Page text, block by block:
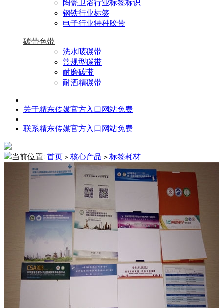
陶瓷卫浴行业标签标识
钢铁行业标签
电子行业特种胶带
碳带色带
洗水唛碳带
常规型碳带
耐磨碳带
耐酒精碳带
|
关于精东传媒官方入口网站免费
|
联系精东传媒官方入口网站免费
当前位置: 首页 > 核心产品 > 标签耗材